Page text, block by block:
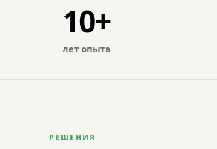
10+
лет опыта
РЕШЕНИЯ